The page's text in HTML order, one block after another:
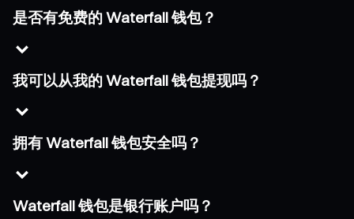
是否有免费的 Waterfall 钱包？
我可以从我的 Waterfall 钱包提现吗？
拥有 Waterfall 钱包安全吗？
Waterfall 钱包是银行账户吗？